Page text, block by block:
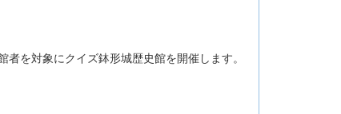
を対象にクイズ鉢形城歴史館を開催します。